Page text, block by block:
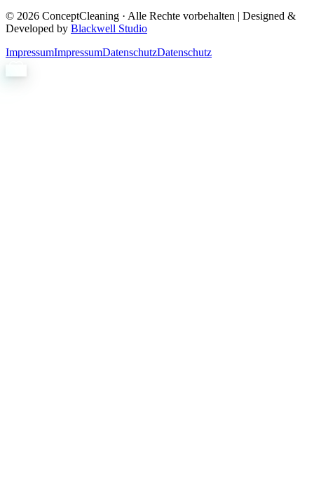
© 2026 ConceptCleaning · Alle Rechte vorbehalten | Designed &
Developed by Blackwell Studio
ImpressumImpressumDatenschutzDatenschutz